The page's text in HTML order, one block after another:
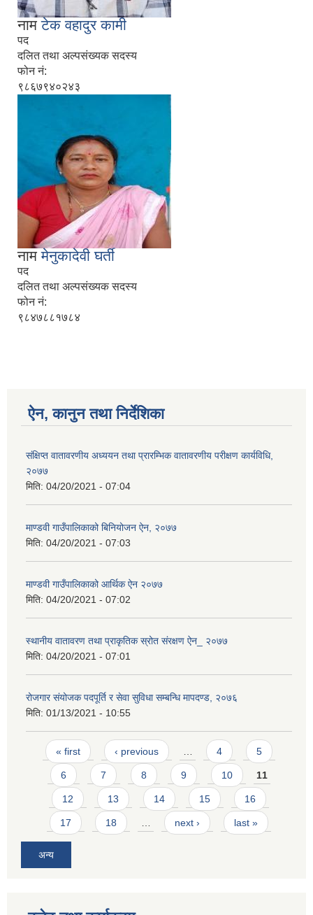
नाम टेक वहादुर कामी
पद
दलित तथा अल्पसंख्यक सदस्य
फोन नं:
९८६७९४०२४३
नाम मेनुकादेवी घर्ती
पद
दलित तथा अल्पसंख्यक सदस्य
फोन नं:
९८४७८८१७८४
ऐन, कानुन तथा निर्देशिका
संक्षिप्त वातावरणीय अध्ययन तथा प्रारम्भिक वातावरणीय परीक्षण कार्यविधि,
२०७७
मिति: 04/20/2021 - 07:04
माण्डवी गाउँपालिकाको बिनियोजन ऐन, २०७७
मिति: 04/20/2021 - 07:03
माण्डवी गाउँपालिकाको आर्थिक ऐन २०७७
मिति: 04/20/2021 - 07:02
स्थानीय वातावरण तथा प्राकृतिक स्रोत संरक्षण ऐन_ २०७७
मिति: 04/20/2021 - 07:01
रोजगार संयोजक पदपूर्ति र सेवा सुविधा सम्बन्धि मापदण्ड, २०७६
मिति: 01/13/2021 - 10:55
Pages
« first ‹ previous 4 5
6 7 8 9 10 11
12 13 14 15 16
17 18 next › last »
अन्य